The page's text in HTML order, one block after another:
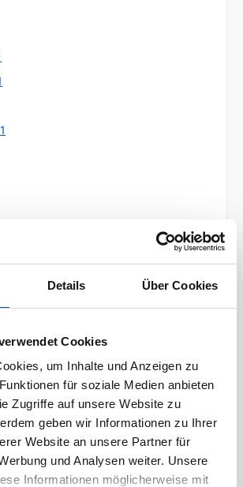
Details Über Cookies
Cookies
um Inhalte und Anzeigen zu
für soziale Medien anbieten
Zugriffe auf unsere Website zu
geben wir Informationen zu Ihrer
Website an unsere Partner für
und Analysen weiter. Unsere
Informationen möglicherweise mit